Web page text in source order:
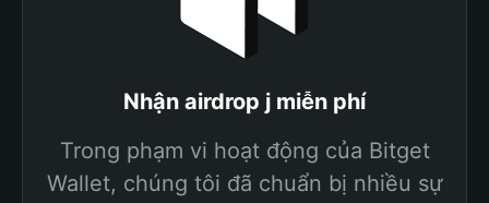
Nhận airdrop j miễn phí
Trong phạm vi hoạt động của Bitget
Wallet, chúng tôi đã chuẩn bị nhiều sự